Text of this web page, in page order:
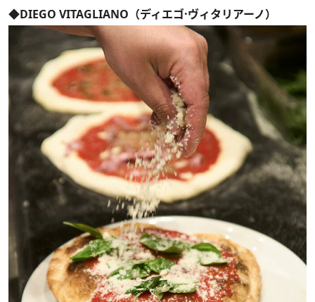
◆DIEGO VITAGLIANO（ディエゴ·ヴィタリアーノ）